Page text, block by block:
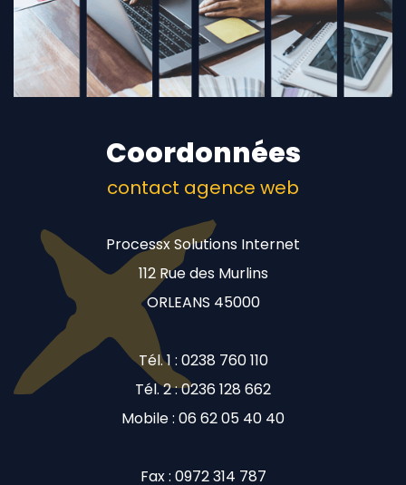
Coordonnées
contact agence web
Processx Solutions Internet
112 Rue des Murlins
ORLEANS 45000
Tél. 1 : 0238 760 110
Tél. 2 : 0236 128 662
Mobile : 06 62 05 40 40
Fax : 0972 314 787